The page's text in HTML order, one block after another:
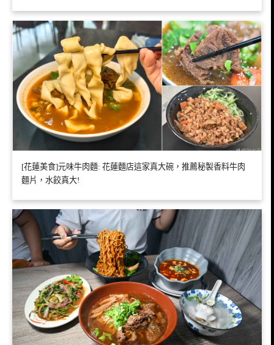
[花蓮美食]元味牛肉麵: 花蓮麵店這家真大碗，推薦秘製香料牛肉
麵片，水餃真大!